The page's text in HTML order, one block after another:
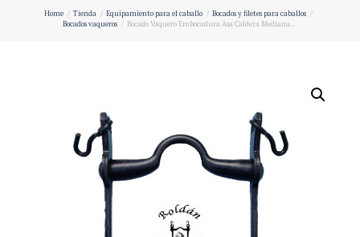
Home Tienda Equipamiento para el caballo
Bocados y filetes para caballos
Bocados vaqueros
Bocado Vaquero Embocadura Asa Caldera Mediana...